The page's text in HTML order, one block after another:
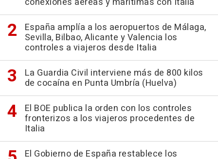
España amplía a los aeropuertos de Málaga,
Sevilla, Bilbao, Alicante y Valencia los
controles a viajeros desde Italia
La Guardia Civil interviene más de 800 kilos
de cocaína en Punta Umbría (Huelva)
El BOE publica la orden con los controles
fronterizos a los viajeros procedentes de
Italia
El Gobierno de España restablece los